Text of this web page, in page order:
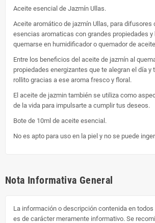
Aceite esencial de Jazmín Ullas.
Aceite aromático de jazmín Ullas, para difusores
esencias aromaticas con grandes propiedades y
quemarse en humidificador o quemador de
Entre los beneficios del aceite de jazmín al
propiedades energizantes que te alegran el día y
rollito gracias a ese aroma fresco y floral.
El aceite de jazmin también se utiliza como
de la vida para impulsarte a cumplir tus deseos.
Bote de 10ml de aceite esencial.
No es apto para uso en la piel y no se puede
Nota Informativa General
La información o descripción contenida en
es de carácter meramente informativo. Se